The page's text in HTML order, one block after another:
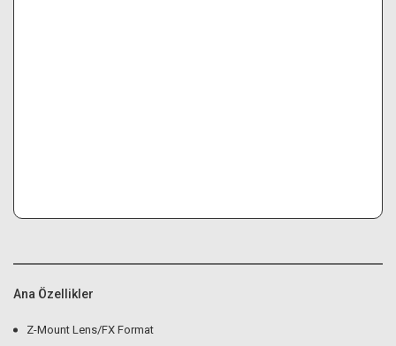
Ana Özellikler
Z-Mount Lens/FX Format